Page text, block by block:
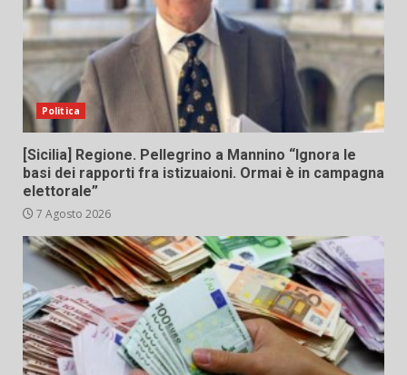
Politica
[Sicilia] Regione. Pellegrino a Mannino “Ignora le
basi dei rapporti fra istizuaioni. Ormai è in campagna
elettorale”
7 Agosto 2026